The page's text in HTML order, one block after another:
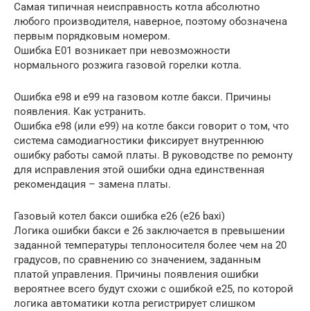
Самая типичная неисправность котла абсолютно
любого производителя, наверное, поэтому обозначена
первым порядковым номером.
Ошибка Е01 возникает при невозможности
нормального розжига газовой горелки котла.
Ошибка е98 и е99 на газовом котле бакси. Причины
появления. Как устранить.
Ошибка е98 (или е99) на котле бакси говорит о том, что
система самодиагностики фиксирует внутреннюю
ошибку работы самой платы. В руководстве по ремонту
для исправления этой ошибки одна единственная
рекомендация – замена платы.
Газовый котел бакси ошибка е26 (e26 baxi)
Логика ошибки бакси е 26 заключается в превышении
заданной температуры теплоносителя более чем на 20
градусов, по сравнению со значением, заданным
платой управления. Причины появления ошибки
вероятнее всего будут схожи с ошибкой е25, по которой
логика автоматики котла регистрирует слишком